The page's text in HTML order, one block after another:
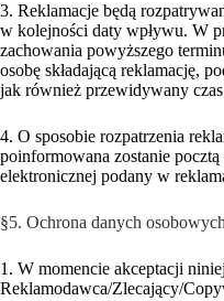
3. Reklamacje będą
w kolejności daty wpływu. W
zachowania powyższego
osobę składającą reklamację,
jak również przewidywany
4. O sposobie rozpatrzenia
poinformowana zostanie
elektronicznej podany w
§5. Ochrona danych osobowych
1. W momencie akceptacji
Reklamodawca/Zlecający/